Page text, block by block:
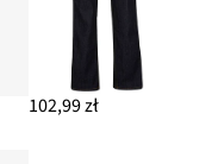
102,99 zł